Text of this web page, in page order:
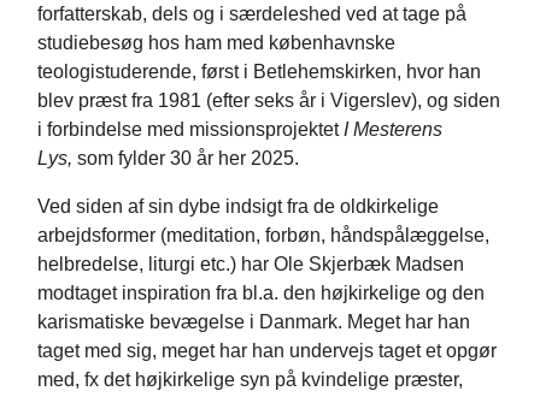
forfatterskab, dels og i særdeleshed ved at tage på
studiebesøg hos ham med københavnske
teologistuderende, først i Betlehemskirken, hvor han
blev præst fra 1981 (efter seks år i Vigerslev), og siden
i forbindelse med missionsprojektet I Mesterens
Lys, som fylder 30 år her 2025.
Ved siden af sin dybe indsigt fra de oldkirkelige
arbejdsformer (meditation, forbøn, håndspålæggelse,
helbredelse, liturgi etc.) har Ole Skjerbæk Madsen
modtaget inspiration fra bl.a. den højkirkelige og den
karismatiske bevægelse i Danmark. Meget har han
taget med sig, meget har han undervejs taget et opgør
med, fx det højkirkelige syn på kvindelige præster,